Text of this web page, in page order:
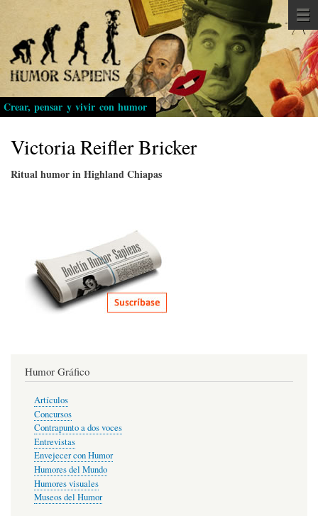
Pasar
al
contenido
principal
Crear, pensar y vivir con humor
Victoria Reifler Bricker
Ritual humor in Highland Chiapas
Humor Gráfico
Artículos
Concursos
Contrapunto a dos voces
Entrevistas
Envejecer con Humor
Humores del Mundo
Humores visuales
Museos del Humor